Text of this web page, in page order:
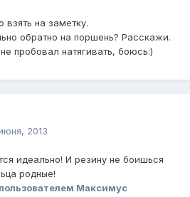
на заметку.
обратно на поршень? Расскажи.
пробовал натягивать, боюсь:)
2013
идеально! И резину не боишься
родные!
пользователем Максимус